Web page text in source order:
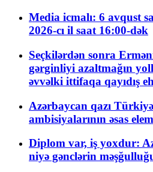
Media icmalı: 6 avqust
2026-cı il saat 16:00-dək
Seçkilərdən sonra
gərginliyi azaltmağın
əvvəlki ittifaqa qayıdış
Azərbaycan qazı
ambisiyalarının əsas
Diplom var, iş yoxdur:
niyə gənclərin